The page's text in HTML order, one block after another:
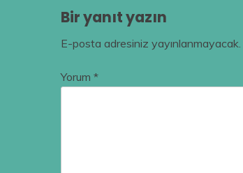
Bir yanıt yazın
E-posta adresiniz yayınlanmayacak.
Yorum *